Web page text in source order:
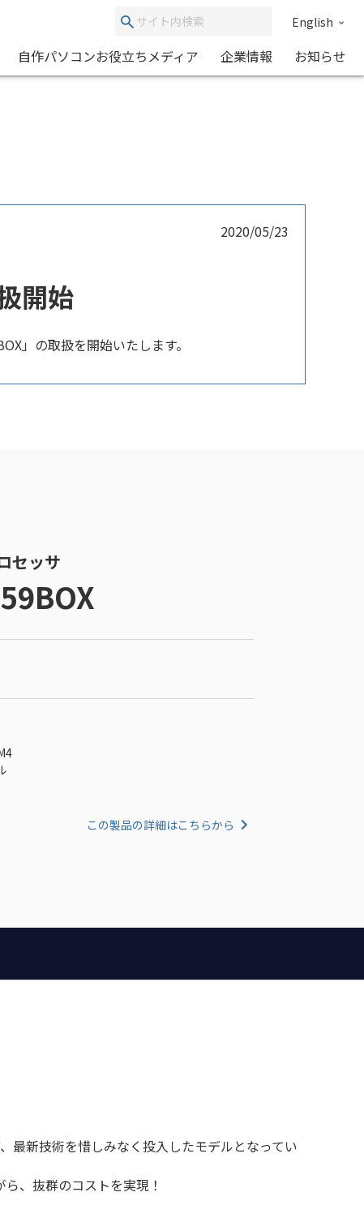
English
自作パソコンお役立ちメディア 企業情報 お知らせ
2020/05/23
開始
」の取扱を開始いたします。
セッサ
この製品の詳細はこちらから
最新技術を惜しみなく投入したモデルとなってい
、抜群のコストを実現！